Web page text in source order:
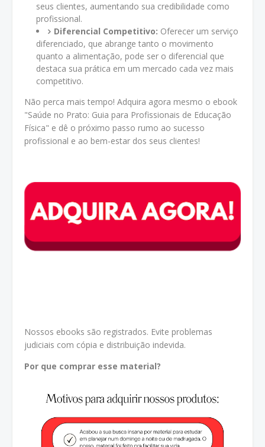
seus clientes, aumentando sua credibilidade como
profissional.
Diferencial Competitivo: Oferecer um serviço
diferenciado, que abrange tanto o movimento
quanto a alimentação, pode ser o diferencial que
destaca sua prática em um mercado cada vez mais
competitivo.
Não perca mais tempo! Adquira agora mesmo o ebook
"Saúde no Prato: Guia para Profissionais de Educação
Física" e dê o próximo passo rumo ao sucesso
profissional e ao bem-estar dos seus clientes!
Nossos ebooks são registrados. Evite problemas
judiciais com cópia e distribuição indevida.
Por que comprar esse material?